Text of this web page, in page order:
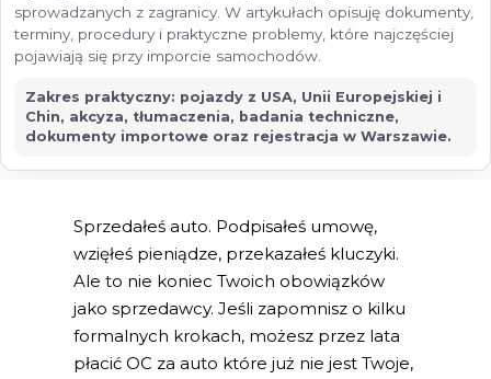
Sprzedałeś auto. Podpisałeś umowę,
wzięłeś pieniądze, przekazałeś kluczyki.
Ale to nie koniec Twoich obowiązków
jako sprzedawcy. Jeśli zapomnisz o kilku
formalnych krokach, możesz przez lata
płacić OC za auto które już nie jest Twoje,
sprowadzanych z zagranicy. W artykułach opisuję dokumenty,
terminy, procedury i praktyczne problemy, które najczęściej
pojawiają się przy imporcie samochodów.
Zakres praktyczny: pojazdy z USA, Unii Europejskiej i
Chin, akcyza, tłumaczenia, badania techniczne,
dokumenty importowe oraz rejestracja w Warszawie.